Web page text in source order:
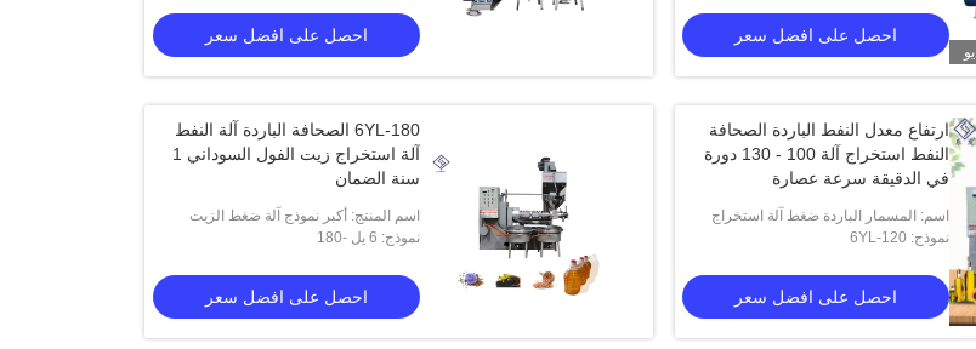
1900 كجم
احصل على افضل سعر احصل على افضل سعر
ارتفاع معدل النفط الباردة الصحافة
النفط استخراج آلة 100 - 130 دورة
في الدقيقة سرعة عصارة
اسم: المسمار الباردة ضغط آلة استخراج
النفط
نموذج: 6YL-120
احصل على افضل سعر
6YL-180 الصحافة الباردة آلة النفط
آلة استخراج زيت الفول السوداني 1
سنة الضمان
اسم المنتج: أكبر نموذج آلة ضغط الزيت
اللولبي للبيع في آلة استخراج زيت الفول
نموذج: 6 يل -180
احصل على افضل سعر